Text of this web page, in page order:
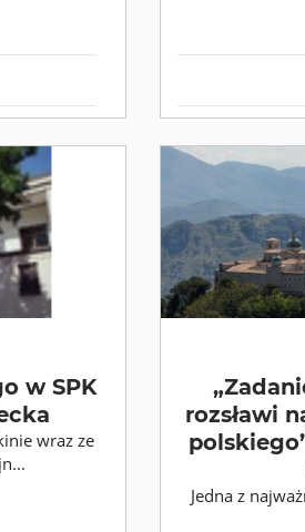
w SPK
wraz ze
rozsławi
Jedna z